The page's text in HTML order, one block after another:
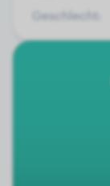
Geschlecht: